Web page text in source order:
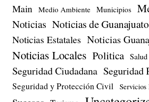
Main Medio Ambiente Municipios
Noticias Noticias de Guanajuato
Noticias Estatales Noticias
Noticias Locales Politica Salud
Seguridad Ciudadana Seguridad
Seguridad y Protección Civil Servicios